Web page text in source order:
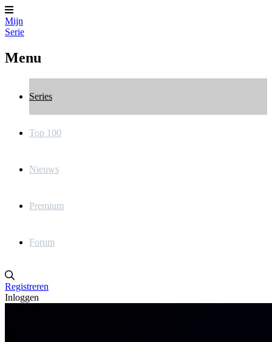
Mijn
Serie
Menu
Series
Top 100
Nieuws
Premium
Forum
Registreren
Inloggen